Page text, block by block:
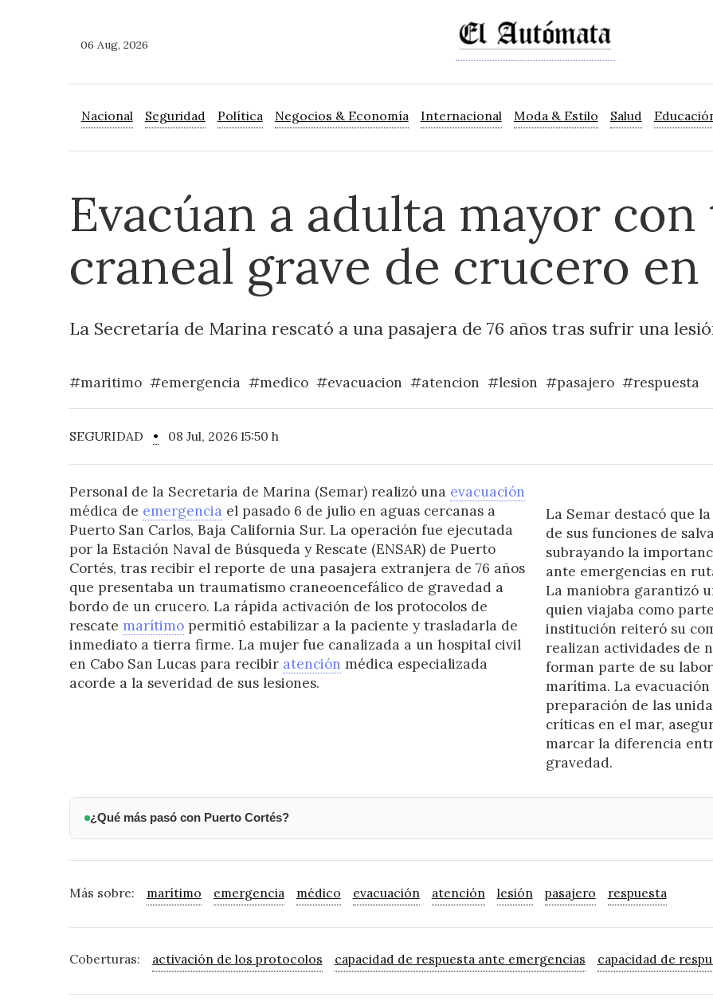
06 Aug, 2026
Nacional Seguridad Política Negocios & Economía Internacional Moda & Estilo Salud
Evacúan a adulta mayor
craneal grave de crucero en
La Secretaría de Marina rescató a una pasajera de 76 años tras sufrir una
#maritimo #emergencia #medico #evacuacion #atencion #lesion #pasajero #respuesta
SEGURIDAD • 08 Jul, 2026 15:50 h
Personal de la Secretaría de Marina (Semar) realizó una evacuación
médica de emergencia el pasado 6 de julio en aguas cercanas a
Puerto San Carlos, Baja California Sur. La operación fue ejecutada
por la Estación Naval de Búsqueda y Rescate (ENSAR) de Puerto
Cortés, tras recibir el reporte de una pasajera extranjera de 76 años
que presentaba un traumatismo craneoencefálico de gravedad a
bordo de un crucero. La rápida activación de los protocolos de
rescate marítimopermitió estabilizar a la paciente y trasladarla de
inmediato a tierra firme. La mujer fue canalizada a un hospital civil
en Cabo San Lucas para recibir atención médica especializada
acorde a la severidad de sus lesiones.
La Semar destacó que
de sus funciones de
subrayando la
ante emergencias en
La maniobra garantizó
quien viajaba como
institución reiteró su
realizan actividades de
forman parte de su
marítima. La
preparación de las
críticas en el mar,
marcar la diferencia
gravedad.
¿Qué más pasó con Puerto Cortés?
Más sobre: marítimo emergencia médico evacuación atención lesión pasajero respuesta
Coberturas: activación de los protocolos capacidad de respuesta ante emergencias capacidad de